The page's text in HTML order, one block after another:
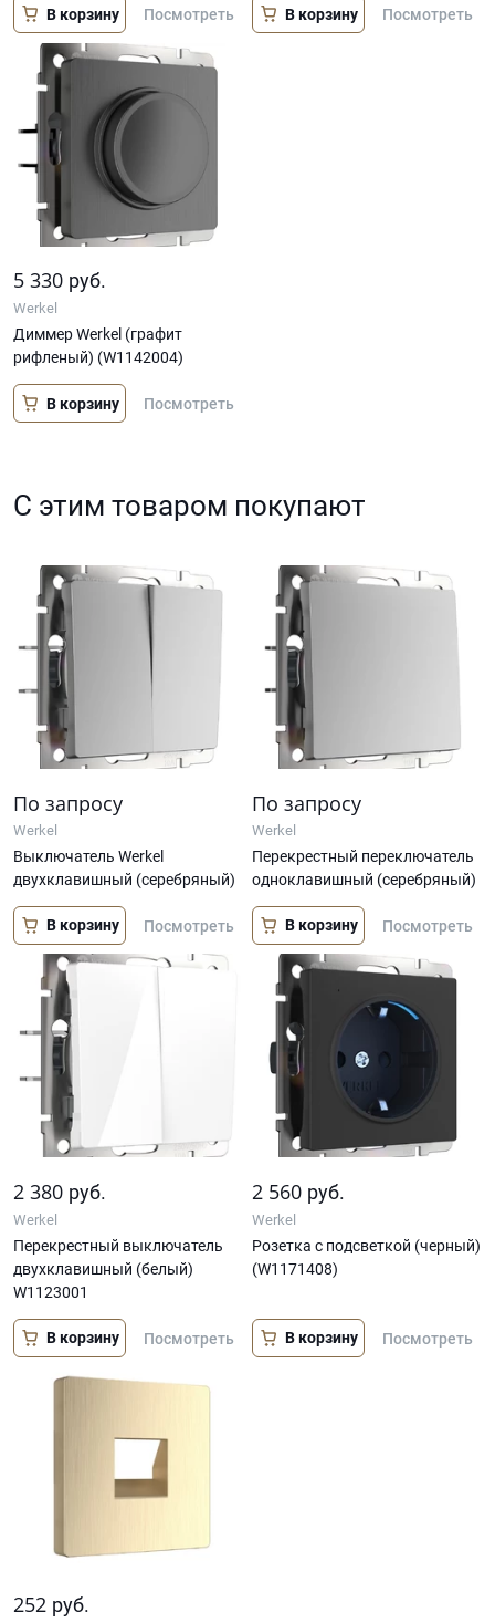
В корзину Посмотреть В корзину Посмотреть
5 330 руб.
Werkel
Диммер Werkel (графит
рифленый) (W1142004)
В корзину Посмотреть
С этим товаром покупают
По запросу
Werkel
Выключатель Werkel
двухклавишный (серебряный)
В корзину Посмотреть
По запросу
Werkel
Перекрестный переключатель
одноклавишный (серебряный)
В корзину Посмотреть
2 380 руб.
Werkel
Перекрестный выключатель
двухклавишный (белый)
W1123001
В корзину Посмотреть
2 560 руб.
Werkel
Розетка с подсветкой (черный)
(W1171408)
В корзину Посмотреть
252 руб.